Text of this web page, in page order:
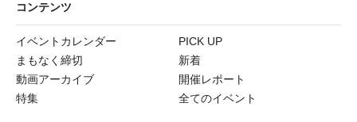
コンテンツ
イベントカレンダー
PICK UP
まもなく締切
新着
動画アーカイブ
開催レポート
特集
全てのイベント